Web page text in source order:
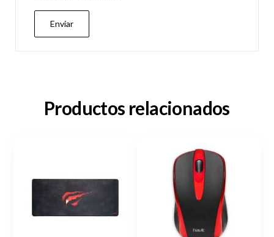
Productos relacionados